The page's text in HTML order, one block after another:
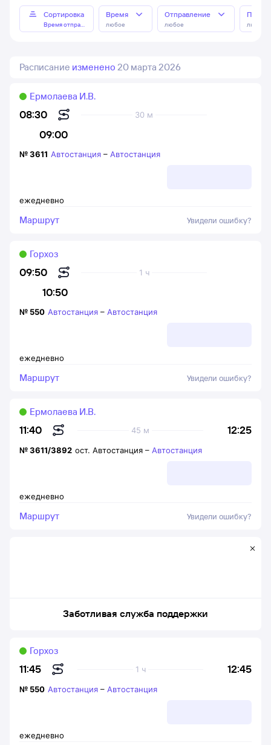
Сортировка
Время отправления
Время
любое
Отправление
любое любое
Расписание изменено 20 марта 2026
08:30
09:00
30 м
Ермолаева И.В.
ежедневно
№3611 Автостанция – Автостанция
Маршрут Увидели ошибку?
09:50
10:50
1 ч
Горхоз
ежедневно
№ 550 Автостанция – Автостанция
Маршрут Увидели ошибку?
11:40 12:25
45 м
Ермолаева И.В.
ежедневно
№3611/3892 ост. Автостанция – Автостанция
Маршрут Увидели ошибку?
Заботливая служба поддержки
11:45 12:45
1 ч
Горхоз
ежедневно
№ 550 Автостанция – Автостанция